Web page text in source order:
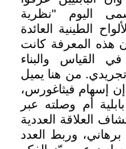
اليوم "نظرية
الطينية العائدة
أن هذه المعرفة كانت
القياس والبناء
من هنا يميل
إسهام فيثاغورس،
أم وصلته عبر
العلاقة العددية
وربط العدد